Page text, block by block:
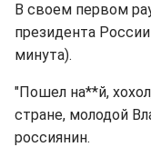
В своем первом
президента
минута).
"Пошел на**й,
стране, молодой
россиянин.